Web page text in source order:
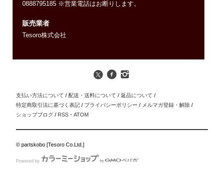
0888795185 ※営業電話はお断りします。
販売業者
Tesoro株式会社
支払い方法について / 配送・送料について / 返品について /
特定商取引法に基づく表記 / プライバシーポリシー / メルマガ登録・解除 /
ショップブログ / RSS ・ATOM
© partskobo [Tesoro Co.Ltd.]
Powered by